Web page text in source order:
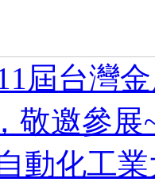
屆台灣
敬邀參展
動化工